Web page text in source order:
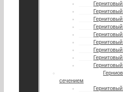
сечением